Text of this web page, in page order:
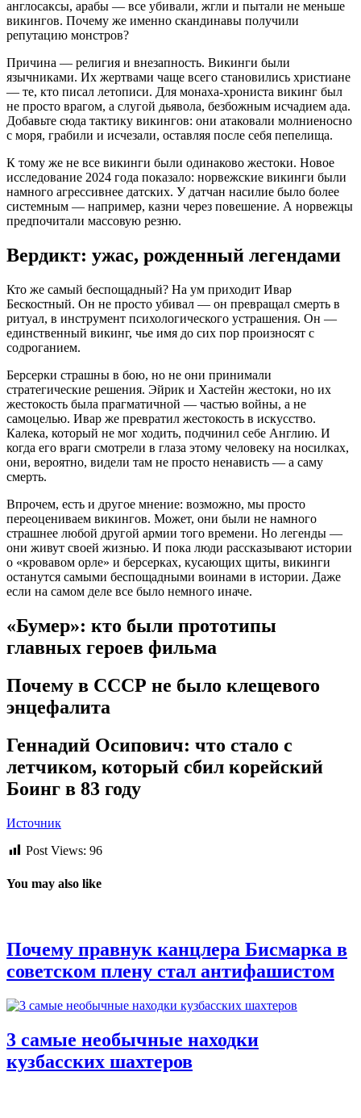
англосаксы, арабы — все убивали, жгли и пытали не меньше
викингов. Почему же именно скандинавы получили
репутацию монстров?
Причина — религия и внезапность. Викинги были
язычниками. Их жертвами чаще всего становились христиане
— те, кто писал летописи. Для монаха-хрониста викинг был
не просто врагом, а слугой дьявола, безбожным исчадием ада.
Добавьте сюда тактику викингов: они атаковали молниеносно
с моря, грабили и исчезали, оставляя после себя пепелища.
К тому же не все викинги были одинаково жестоки. Новое
исследование 2024 года показало: норвежские викинги были
намного агрессивнее датских. У датчан насилие было более
системным — например, казни через повешение. А норвежцы
предпочитали массовую резню.
Вердикт: ужас, рожденный легендами
Кто же самый беспощадный? На ум приходит Ивар
Бескостный. Он не просто убивал — он превращал смерть в
ритуал, в инструмент психологического устрашения. Он —
единственный викинг, чье имя до сих пор произносят с
содроганием.
Берсерки страшны в бою, но не они принимали
стратегические решения. Эйрик и Хастейн жестоки, но их
жестокость была прагматичной — частью войны, а не
самоцелью. Ивар же превратил жестокость в искусство.
Калека, который не мог ходить, подчинил себе Англию. И
когда его враги смотрели в глаза этому человеку на носилках,
они, вероятно, видели там не просто ненависть — а саму
смерть.
Впрочем, есть и другое мнение: возможно, мы просто
переоцениваем викингов. Может, они были не намного
страшнее любой другой армии того времени. Но легенды —
они живут своей жизнью. И пока люди рассказывают истории
о «кровавом орле» и берсерках, кусающих щиты, викинги
останутся самыми беспощадными воинами в истории. Даже
если на самом деле все было немного иначе.
«Бумер»: кто были прототипы
главных героев фильма
Почему в СССР не было клещевого
энцефалита
Геннадий Осипович: что стало с
летчиком, который сбил корейский
Боинг в 83 году
Источник
Post Views: 96
You may also like
Почему правнук канцлера Бисмарка в
советском плену стал антифашистом
3 самые необычные находки
кузбасских шахтеров